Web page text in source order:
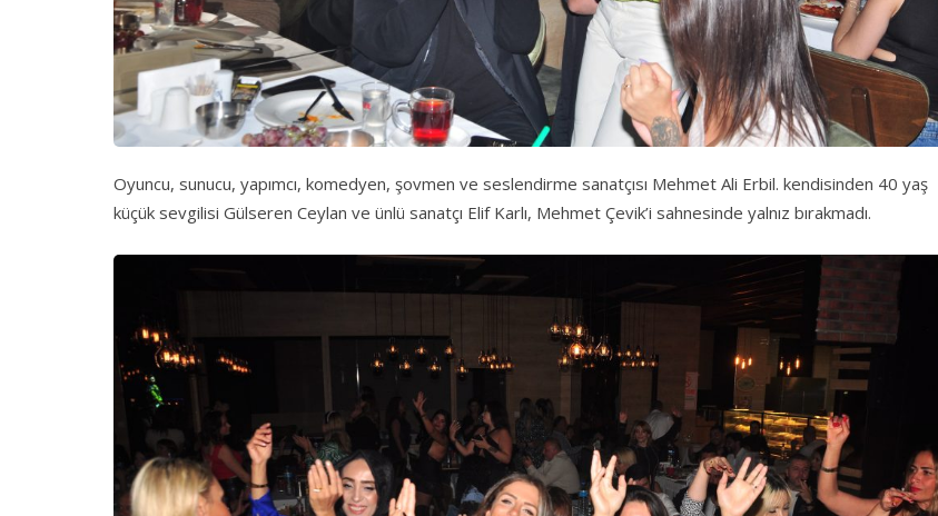
Oyuncu, sunucu, yapımcı, komedyen, şovmen ve seslendirme sanatçısı Mehmet Ali Erbil. kendisinden 40 yaş
küçük sevgilisi Gülseren Ceylan ve ünlü sanatçı Elif Karlı, Mehmet Çevik’i sahnesinde yalnız bırakmadı.